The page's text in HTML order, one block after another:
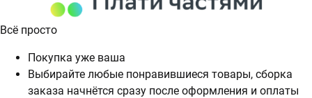
Всё просто
Покупка уже ваша
Выбирайте любые понравившиеся товары, сборка
заказа начнётся сразу после оформления и оплаты